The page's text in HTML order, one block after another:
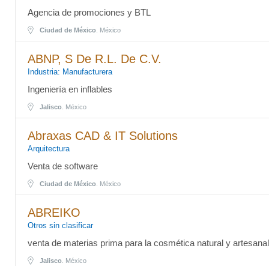
Agencia de promociones y BTL
Ciudad de México . México
ABNP, S De R.L. De C.V.
Industria: Manufacturera
Ingeniería en inflables
Jalisco . México
Abraxas CAD & IT Solutions
Arquitectura
Venta de software
Ciudad de México . México
ABREIKO
Otros sin clasificar
venta de materias prima para la cosmética natural y artesanal
Jalisco . México